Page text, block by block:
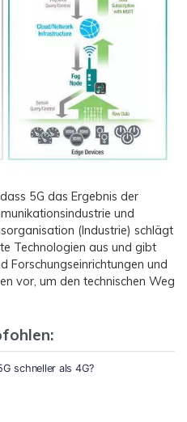
5G das Ergebnis der
und
(Industrie) schlägt
Technologien aus und gibt
Forschungseinrichtungen und
vor, um den technischen Weg
schneller als 4G?